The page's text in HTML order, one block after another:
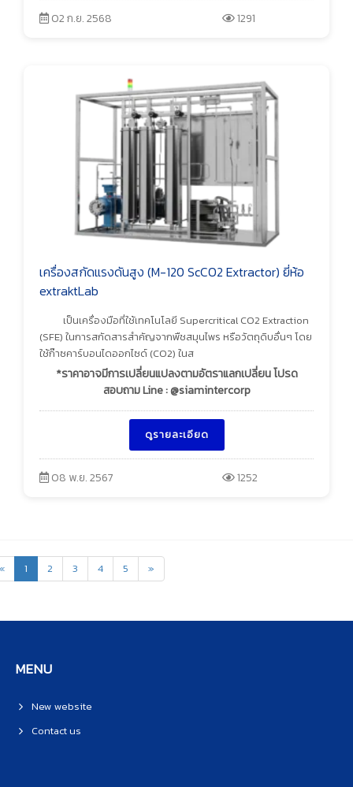
02 ก.ย. 2568 1291
เครื่องสกัดแรงดันสูง (M-120 ScCO2 Extractor) ยี่ห้อ
extraktLab
เป็นเครื่องมือที่ใช้เทคโนโลยี Supercritical CO2 Extraction
(SFE) ในการสกัดสารสำคัญจากพืชสมุนไพร หรือวัตถุดิบอื่นๆ โดย
ใช้ก๊าซคาร์บอนไดออกไซด์ (CO2) ในส
*ราคาอาจมีการเปลี่ยนแปลงตามอัตราแลกเปลี่ยน โปรด
สอบถาม Line : @siamintercorp
ดูรายละเอียด
08 พ.ย. 2567 1252
1 2 3 4 5 »
MENU
New website
Contact us